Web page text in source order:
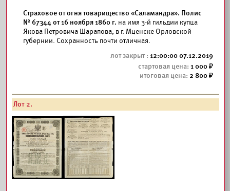
Страховое от огня товарищество «Саламандра». Полис
№ 67344 от 16 ноября 1860 г. на имя 3-й гильдии купца
Якова Петровича Шарапова, в г. Мценске Орловской
губернии. Сохранность почти отличная.
12:00:00 07.12.2019
1 000
2 800
Лот 2.